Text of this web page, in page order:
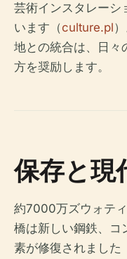
芸術インスタレーシ
います（culture.pl
地との統合は、日々
方を奨励します。
保存と現
約7000万ズウォテ
橋は新しい鋼鉄、コ
素が修復されました